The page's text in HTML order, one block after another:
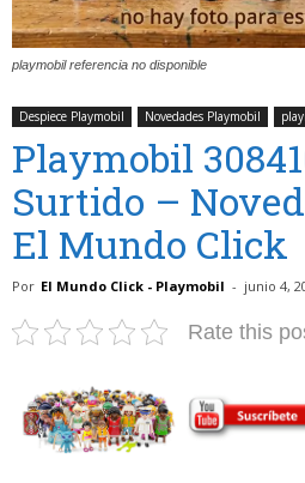
playmobil referencia no disponible
Despiece Playmobil Novedades Playmobil
Playmobil
Surtido –
El Mundo Click
Por El Mundo Click - Playmobil - junio 4,
Rate this